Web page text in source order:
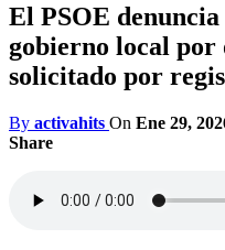
El PSOE
gobierno local por
solicitado por
By activahits On Ene 29,
Share